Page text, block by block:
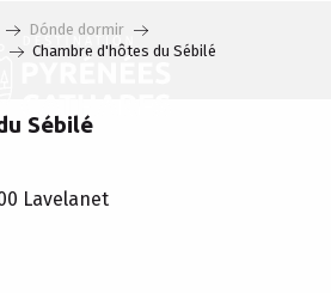
Dónde dormir
Chambre d'hôtes du Sébilé
Sébilé
Lavelanet